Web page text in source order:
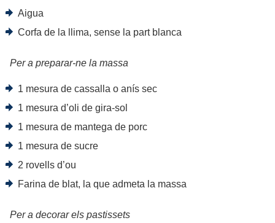
Aigua
Corfa de la llima, sense la part blanca
Per a preparar-ne la massa
1 mesura de cassalla o anís sec
1 mesura d’oli de gira-sol
1 mesura de mantega de porc
1 mesura de sucre
2 rovells d’ou
Farina de blat, la que admeta la massa
Per a decorar els pastissets